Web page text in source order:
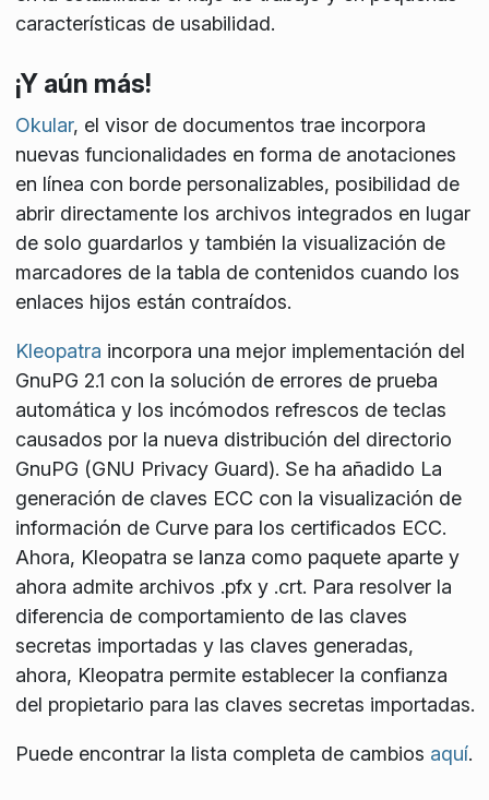
características de usabilidad.
¡Y aún más!
Okular, el visor de documentos trae incorpora
nuevas funcionalidades en forma de anotaciones
en línea con borde personalizables, posibilidad de
abrir directamente los archivos integrados en lugar
de solo guardarlos y también la visualización de
marcadores de la tabla de contenidos cuando los
enlaces hijos están contraídos.
Kleopatra incorpora una mejor implementación del
GnuPG 2.1 con la solución de errores de prueba
automática y los incómodos refrescos de teclas
causados por la nueva distribución del directorio
GnuPG (GNU Privacy Guard). Se ha añadido La
generación de claves ECC con la visualización de
información de Curve para los certificados ECC.
Ahora, Kleopatra se lanza como paquete aparte y
ahora admite archivos .pfx y .crt. Para resolver la
diferencia de comportamiento de las claves
secretas importadas y las claves generadas,
ahora, Kleopatra permite establecer la confianza
del propietario para las claves secretas importadas.
Puede encontrar la lista completa de cambios aquí.